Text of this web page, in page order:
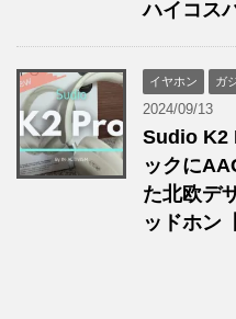
ハイコス
イヤホン ガ
2024/09/13
Sudio K2
ックに
た北欧デ
ッドホン